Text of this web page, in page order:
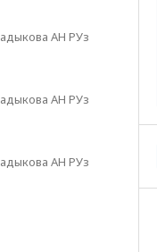
АН РУз
АН РУз
АН РУз